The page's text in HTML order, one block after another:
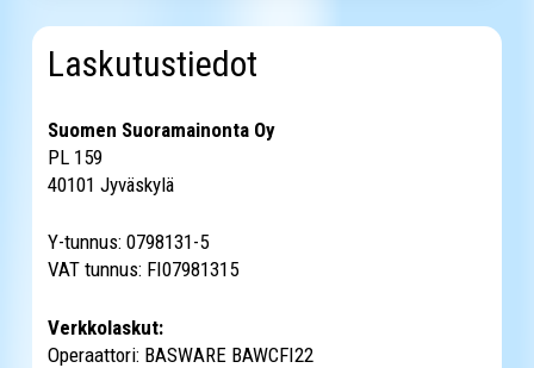
Laskutustiedot
Suomen Suoramainonta Oy
PL 159
40101 Jyväskylä
Y-tunnus: 0798131-5
VAT tunnus: FI07981315
Verkkolaskut:
Operaattori: BASWARE BAWCFI22